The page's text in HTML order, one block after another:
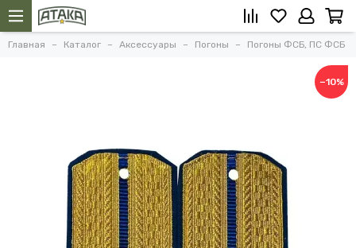
Главная Каталог Аксессуары Погоны Погоны ФСБ, ПС ФСБ
−10%